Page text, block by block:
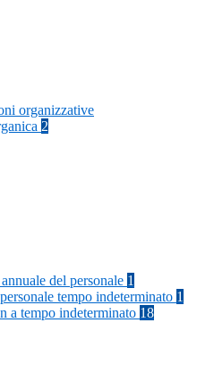
organizzative
2
del personale 1
tempo indeterminato 1
a tempo indeterminato 18